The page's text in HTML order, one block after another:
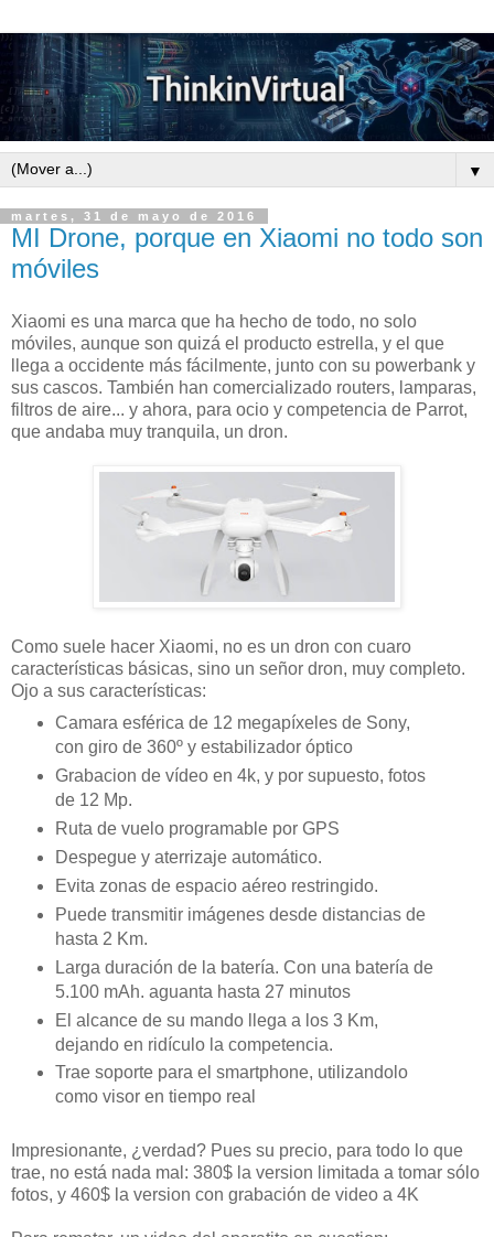
▼
martes, 31 de mayo de 2016
MI Drone, porque en Xiaomi no todo son
móviles
Xiaomi es una marca que ha hecho de todo, no solo
móviles, aunque son quizá el producto estrella, y el que
llega a occidente más fácilmente, junto con su powerbank y
sus cascos. También han comercializado routers, lamparas,
filtros de aire... y ahora, para ocio y competencia de Parrot,
que andaba muy tranquila, un dron.
Como suele hacer Xiaomi, no es un dron con cuaro
características básicas, sino un señor dron, muy completo.
Ojo a sus características:
Camara esférica de 12 megapíxeles de Sony,
con giro de 360º y estabilizador óptico
Grabacion de vídeo en 4k, y por supuesto, fotos
de 12 Mp.
Ruta de vuelo programable por GPS
Despegue y aterrizaje automático.
Evita zonas de espacio aéreo restringido.
Puede transmitir imágenes desde distancias de
hasta 2 Km.
Larga duración de la batería. Con una batería de
5.100 mAh. aguanta hasta 27 minutos
El alcance de su mando llega a los 3 Km,
dejando en ridículo la competencia.
Trae soporte para el smartphone, utilizandolo
como visor en tiempo real
Impresionante, ¿verdad? Pues su precio, para todo lo que
trae, no está nada mal: 380$ la version limitada a tomar sólo
fotos, y 460$ la version con grabación de video a 4K